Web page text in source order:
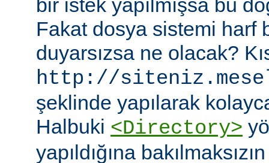
bir istek yapılmışsa bu
Fakat dosya sistemi harf
duyarsızsa ne olacak?
http://
şeklinde yapılarak
Halbuki <Directory>
yapıldığına